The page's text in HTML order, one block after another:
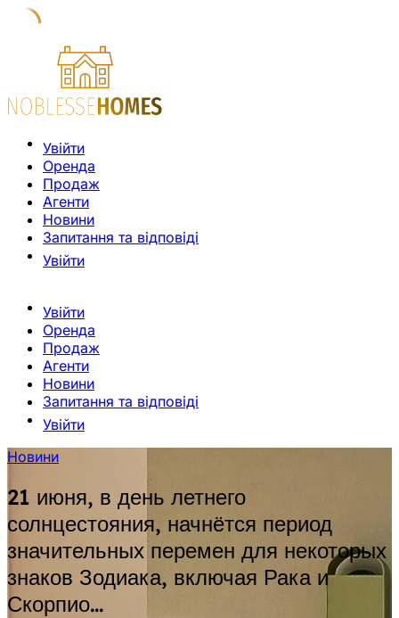
Увійти
Оренда
Продаж
Агенти
Новини
Запитання та відповіді
Увійти
Увійти
Оренда
Продаж
Агенти
Новини
Запитання та відповіді
Увійти
Новини
21 июня, в день летнего
солнцестояния, начнётся период
значительных перемен для некоторых
знаков Зодиака, включая Рака и
Скорпио…